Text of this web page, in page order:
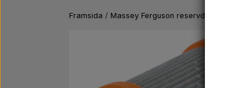
Framsida Massey Ferguson reservdelar